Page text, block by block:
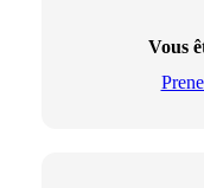
Vous